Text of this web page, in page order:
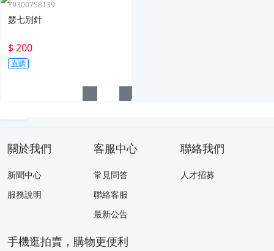
Y9300758139
瑟七別針
$ 200
直購
關於我們
新聞中心
服務說明
客服中心
常見問答
聯絡客服
最新公告
聯絡我們
人才招募
手機逛拍賣，購物更便利